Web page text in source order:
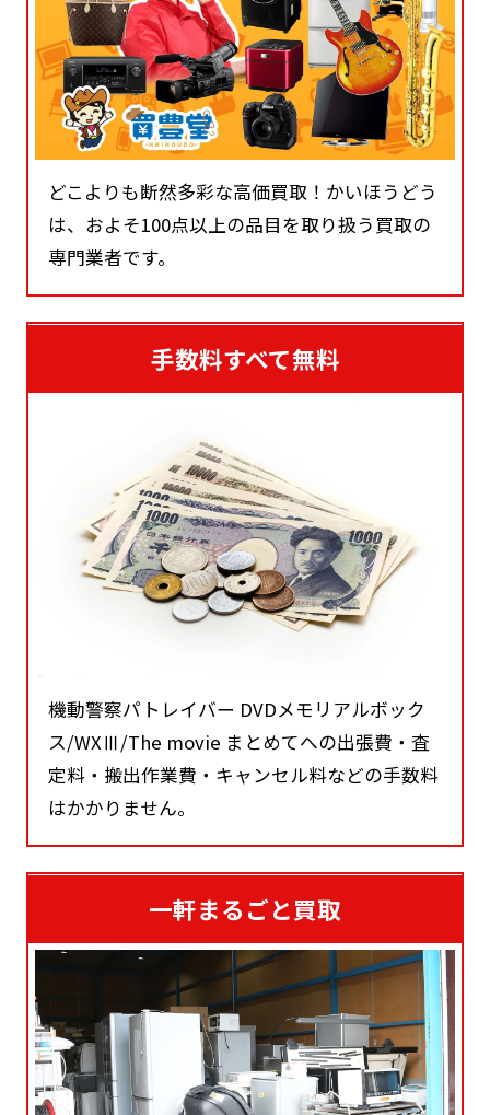
どこよりも断然多彩な高価買取！かいほうどう
は、およそ100点以上の品目を取り扱う買取の
専門業者です。
手数料すべて無料
機動警察パトレイバー DVDメモリアルボック
ス/WXⅢ/The movie まとめてへの出張費・査
定料・搬出作業費・キャンセル料などの手数料
はかかりません。
一軒まるごと買取